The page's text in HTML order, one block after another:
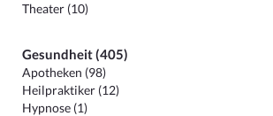
Theater (10)
Gesundheit (405)
Apotheken (98)
Heilpraktiker (12)
Hypnose (1)